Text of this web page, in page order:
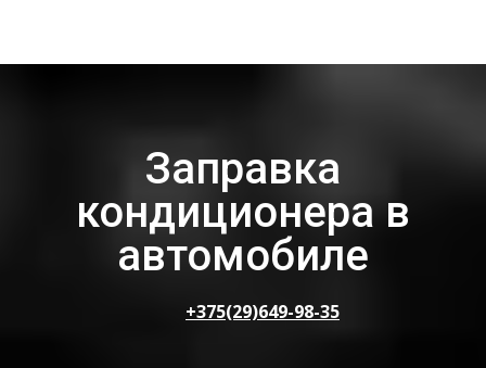
Заправка
кондиционера в
автомобиле
+375(29)649-98-35